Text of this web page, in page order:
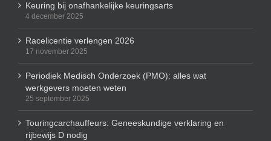
Keuring bij onafhankelijke keuringsarts
4 december 2025
Racelicentie verlengen 2026
17 november 2025
Periodiek Medisch Onderzoek (PMO): alles wat
werkgevers moeten weten
25 september 2025
Touringcarchauffeurs: Geneeskundige verklaring en
rijbewijs D nodig